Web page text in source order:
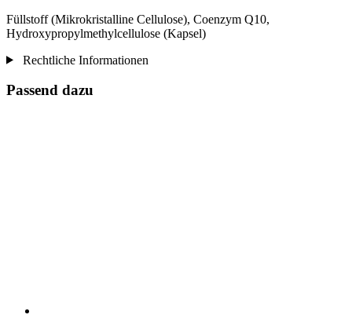
Füllstoff (Mikrokristalline Cellulose), Coenzym Q10,
Hydroxypropylmethylcellulose (Kapsel)
Rechtliche Informationen
Passend dazu